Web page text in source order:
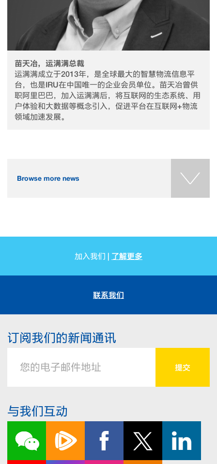
苗天冶，运满满总裁
运满满成立于2013年，是全球最大的智慧物流信息平
台，也是IRU在中国唯一的企业会员单位。苗天冶曾供
职阿里巴巴，加入运满满后，将互联网的生态系统、用
户体验和大数据等概念引入，促进平台在互联网+物流
领域加速发展。
Browse more news
加入我们 | 了解更多
联系我们
订阅我们的新闻通讯
与我们互动